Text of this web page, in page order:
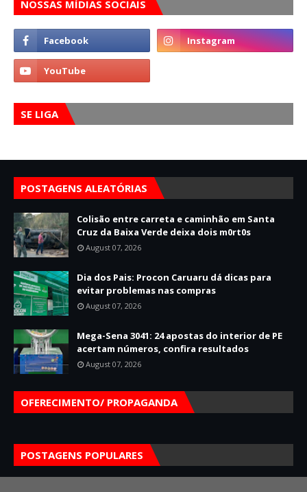
NOSSAS MÍDIAS SOCIAIS
SE LIGA
POSTAGENS ALEATÓRIAS
Colisão entre carreta e caminhão em Santa
Cruz da Baixa Verde deixa dois m0rt0s
August 07, 2026
Dia dos Pais: Procon Caruaru dá dicas para
evitar problemas nas compras
August 07, 2026
Mega-Sena 3041: 24 apostas do interior de PE
acertam números, confira resultados
August 07, 2026
OFERECIMENTO/ PROPAGANDA
POSTAGENS POPULARES